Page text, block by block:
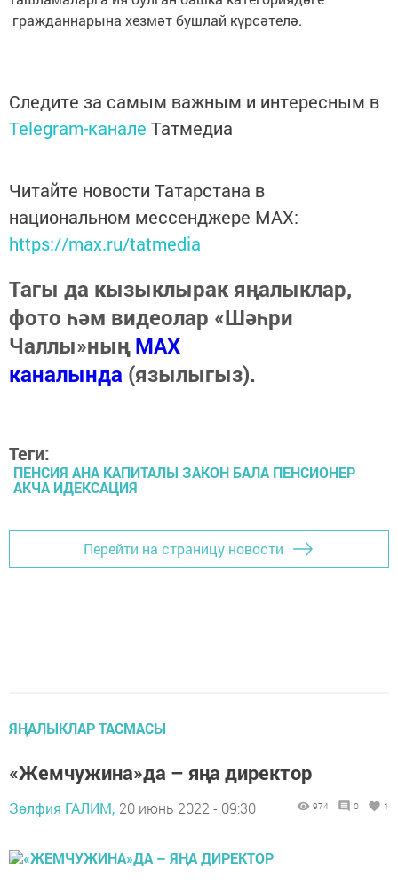
гражданнарына хезмәт бушлай күрсәтелә.
Следите за самым важным и интересным в
Telegram-канале Татмедиа
Читайте новости Татарстана в
национальном мессенджере MАХ:
https://max.ru/tatmedia
Тагы да кызыклырак яңалыклар,
фото һәм видеолар «Шәһри
Чаллы»ныңMAX
каналында (язылыгыз).
Теги:
ПЕНСИЯ АНА КАПИТАЛЫ ЗАКОН БАЛА ПЕНСИОНЕР
АКЧА ИДЕКСАЦИЯ
Перейти на страницу новости
ЯҢАЛЫКЛАР ТАСМАСЫ
«Жемчужина»да – яңа директор
Зөлфия ГАЛИМ, 20 июнь 2022 - 09:30 974 0 1